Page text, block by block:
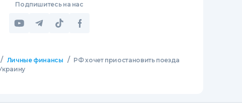
Подпишитесь на нас
/ Личные финансы / РФ хочет приостановить поезда